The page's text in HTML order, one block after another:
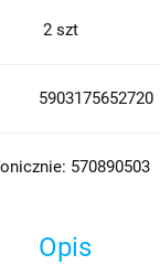
2 szt
5903175652720
570890503
Opis